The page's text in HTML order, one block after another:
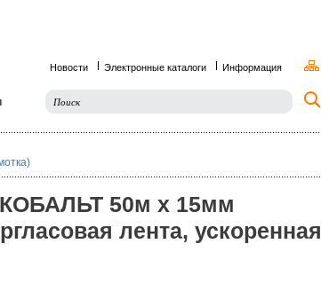
Новости Электронные каталоги Информация
КОБАЛЬТ 50м x 15мм
лента, ускоренная